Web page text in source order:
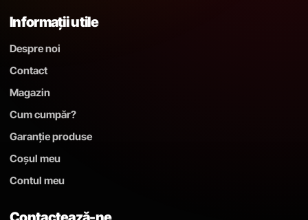
Informații utile
Despre noi
Contact
Magazin
Cum cumpăr?
Garanție produse
Coșul meu
Contul meu